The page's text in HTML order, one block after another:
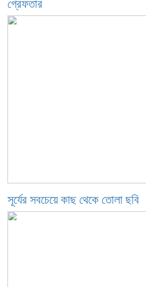
গ্রেফতার
সূর্যের সবচেয়ে কাছ থেকে তোলা ছবি